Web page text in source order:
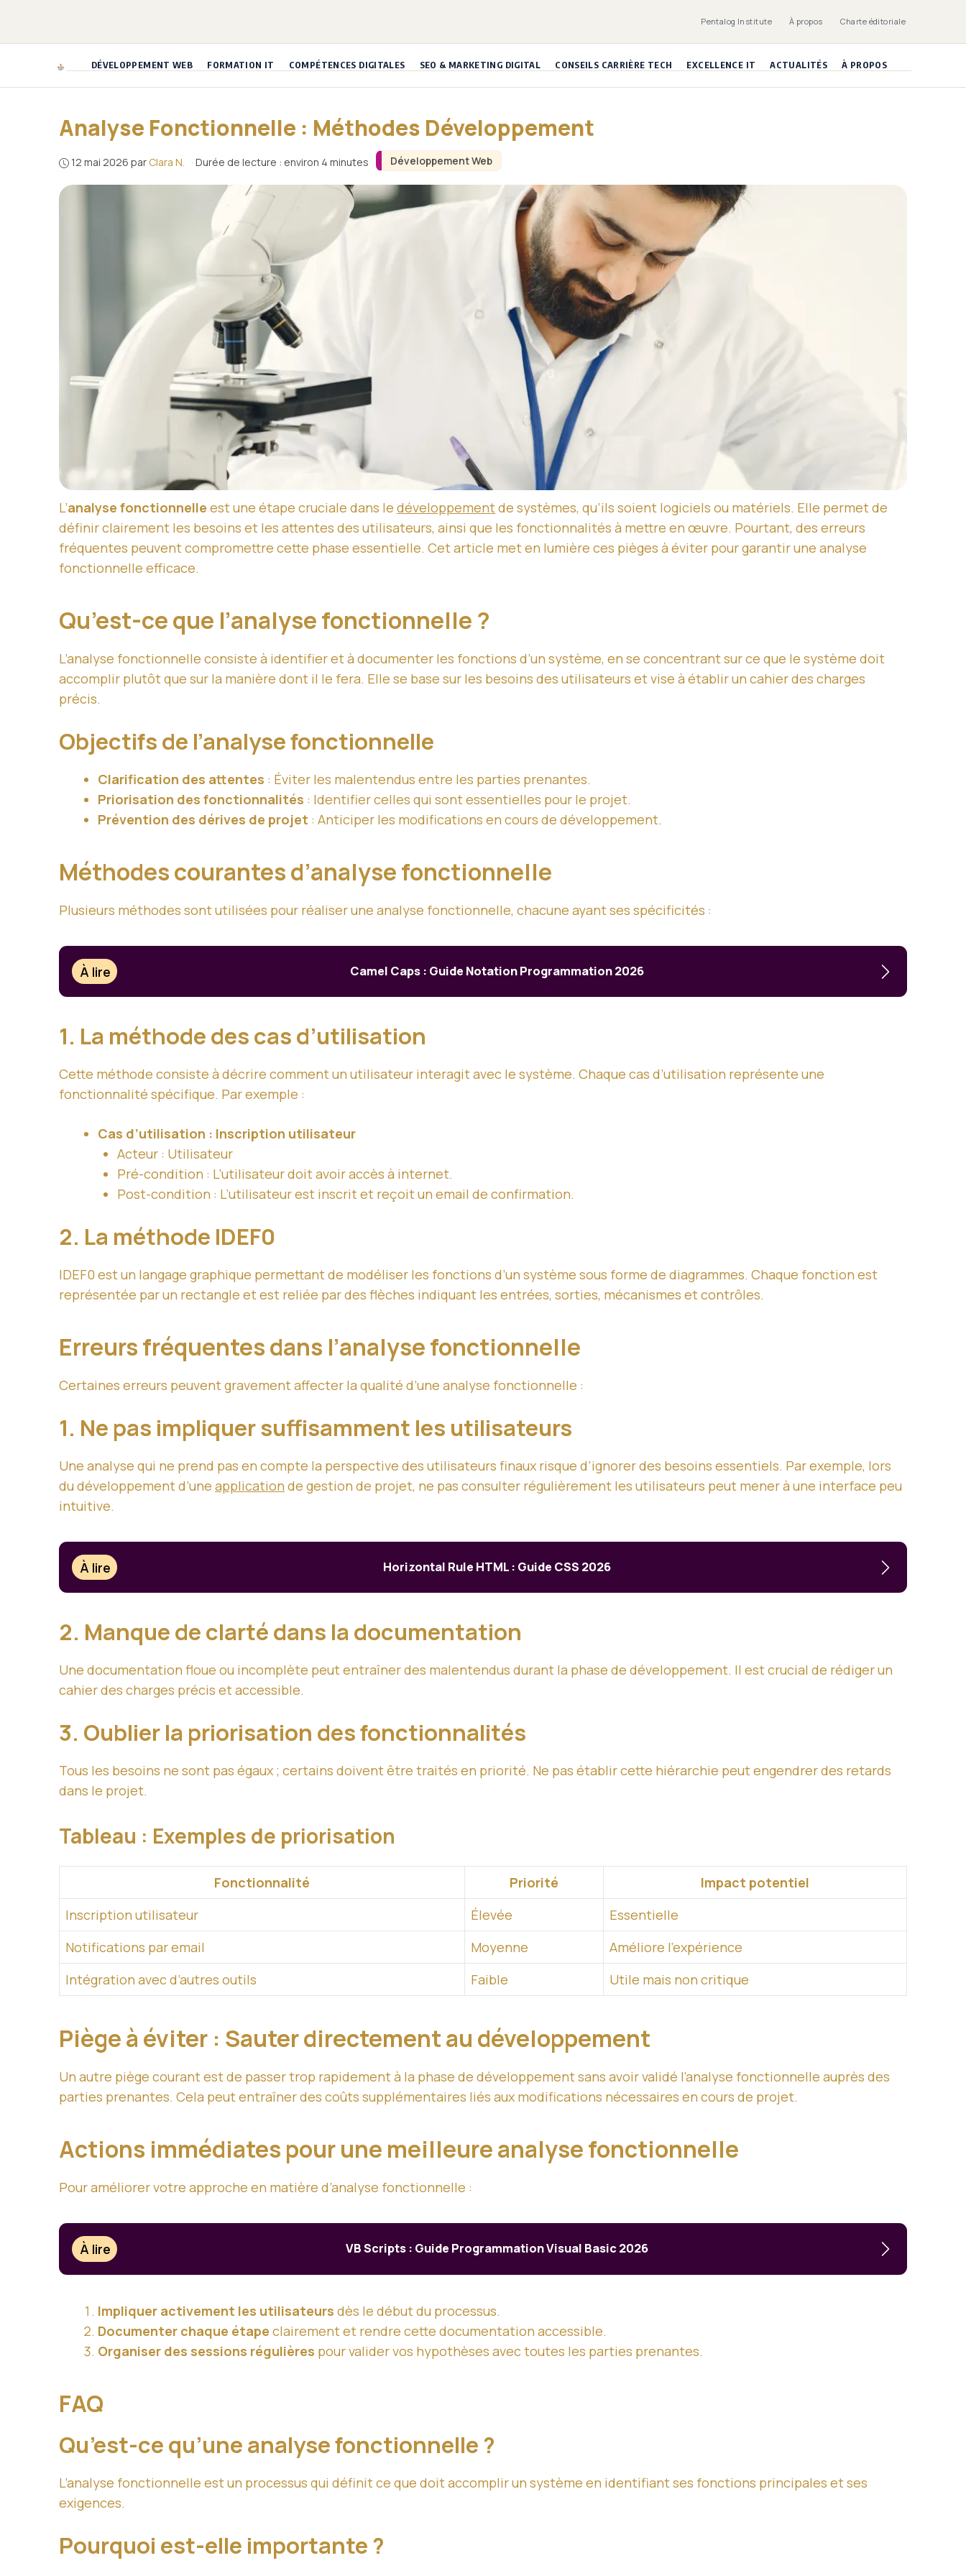
contenu
Pentalog Institute À propos Charte éditoriale
DÉVELOPPEMENT WEB FORMATION IT COMPÉTENCES DIGITALES SEO & MARKETING DIGITAL CONSEILS CARRIÈRE TECH EXCELLENCE IT ACTUALITÉS À PROPOS
Développement Web
Analyse Fonctionnelle : Méthodes Développement
12 mai 2026 par Clara N. · Durée de lecture : environ 4 minutes
L’analyse fonctionnelle est une étape cruciale dans le développementde systèmes, qu’ils soient logiciels ou matériels. Elle permet de
définir clairement les besoins et les attentes des utilisateurs, ainsi que les fonctionnalités à mettre en œuvre. Pourtant, des erreurs
fréquentes peuvent compromettre cette phase essentielle. Cet article met en lumière ces pièges à éviter pour garantir une analyse
fonctionnelle efficace.
Qu’est-ce que l’analyse fonctionnelle ?
L’analyse fonctionnelle consiste à identifier et à documenter les fonctions d’un système, en se concentrant sur ce que le système doit
accomplir plutôt que sur la manière dont il le fera. Elle se base sur les besoins des utilisateurs et vise à établir un cahier des charges
précis.
Objectifs de l’analyse fonctionnelle
Clarification des attentes : Éviter les malentendus entre les parties prenantes.
Priorisation des fonctionnalités : Identifier celles qui sont essentielles pour le projet.
Prévention des dérives de projet : Anticiper les modifications en cours de développement.
Méthodes courantes d’analyse fonctionnelle
Plusieurs méthodes sont utilisées pour réaliser une analyse fonctionnelle, chacune ayant ses spécificités :
À lire Camel Caps : Guide Notation Programmation 2026
1. La méthode des cas d’utilisation
Cette méthode consiste à décrire comment un utilisateur interagit avec le système. Chaque cas d’utilisation représente une
fonctionnalité spécifique. Par exemple :
Cas d’utilisation : Inscription utilisateur
Acteur : Utilisateur
Pré-condition : L’utilisateur doit avoir accès à internet.
Post-condition : L’utilisateur est inscrit et reçoit un email de confirmation.
2. La méthode IDEF0
IDEF0 est un langage graphique permettant de modéliser les fonctions d’un système sous forme de diagrammes. Chaque fonction est
représentée par un rectangle et est reliée par des flèches indiquant les entrées, sorties, mécanismes et contrôles.
Erreurs fréquentes dans l’analyse fonctionnelle
Certaines erreurs peuvent gravement affecter la qualité d’une analyse fonctionnelle :
1. Ne pas impliquer suffisamment les utilisateurs
Une analyse qui ne prend pas en compte la perspective des utilisateurs finaux risque d’ignorer des besoins essentiels. Par exemple, lors
du développement d’une application de gestion de projet, ne pas consulter régulièrement les utilisateurs peut mener à une interface peu
intuitive.
À lire Horizontal Rule HTML : Guide CSS 2026
2. Manque de clarté dans la documentation
Une documentation floue ou incomplète peut entraîner des malentendus durant la phase de développement. Il est crucial de rédiger un
cahier des charges précis et accessible.
3. Oublier la priorisation des fonctionnalités
Tous les besoins ne sont pas égaux ; certains doivent être traités en priorité. Ne pas établir cette hiérarchie peut engendrer des retards
dans le projet.
Tableau : Exemples de priorisation
Fonctionnalité Priorité
Impact potentiel
Inscription utilisateur
Élevée
Essentielle
Notifications par email
Moyenne Améliore l’expérience
Intégration avec d’autres outils
Faible Utile mais non critique
Piège à éviter : Sauter directement au développement
Un autre piège courant est de passer trop rapidement à la phase de développement sans avoir validé l’analyse fonctionnelle auprès des
parties prenantes. Cela peut entraîner des coûts supplémentaires liés aux modifications nécessaires en cours de projet.
Actions immédiates pour une meilleure analyse fonctionnelle
Pour améliorer votre approche en matière d’analyse fonctionnelle :
À lire VB Scripts : Guide Programmation Visual Basic 2026
Impliquer activement les utilisateurs dès le début du processus.
Documenter chaque étape clairement et rendre cette documentation accessible.
Organiser des sessions régulières pour valider vos hypothèses avec toutes les parties prenantes.
FAQ
Qu’est-ce qu’une analyse fonctionnelle ?
L’analyse fonctionnelle est un processus qui définit ce que doit accomplir un système en identifiant ses fonctions principales et ses
exigences.
Pourquoi est-elle importante ?